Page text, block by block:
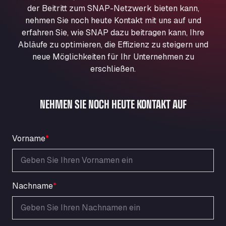
Aqua Ariva GmbH
Marie-Curie-Straße 24, 68219
Aral Autohof Bockel
An der Autobahn 1, 27404
ARAL Autohof Bockenem
Oppelner Str. 1, 31167
Nellinger Str. 24, 89188
ARAL Autohof Preis
ARAL Tankstelle - XXL Truckwash.de
GmbH
Obernburger Str. 127, 63811
a120 westbound, CO77SL
Area 47 Hermanos Rico
Autovia A4 km 47, 28300
der Beitritt zum SNAP-Netzwerk bieten kann,
nehmen Sie noch heute Kontakt mit uns auf und
erfahren Sie, wie SNAP dazu beitragen kann, Ihre
Abläufe zu optimieren, die Effizienz zu steigern und
neue Möglichkeiten für Ihr Unternehmen zu
erschließen.
NEHMEN SIE NOCH HEUTE KONTAKT AUF
Vorname*
Nachname*